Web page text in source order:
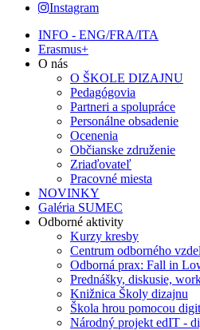
Instagram
INFO - ENG/FRA/ITA
Erasmus+
O nás
O ŠKOLE DIZAJNU
Pedagógovia
Partneri a spolupráce
Personálne obsadenie
Ocenenia
Občianske združenie
Zriaďovateľ
Pracovné miesta
NOVINKY
Galéria SUMEC
Odborné aktivity
Kurzy kresby
Centrum odborného
Odborná prax: Fall in
Prednášky, diskusie,
Knižnica Školy dizajnu
Škola hrou pomocou
Národný projekt edIT -